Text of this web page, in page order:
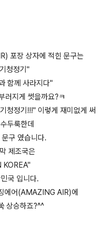
포장 상자에 적힌 문구는
청정기"
함께 사라지다"
러지게 썻을까요?ㅋ
청정기!!!" 이렇게 재미없게 써
두룩한데
구 였습니다.
제조국은
국 입니다.
에어(AMAZING AIR)에
상승하죠?^^